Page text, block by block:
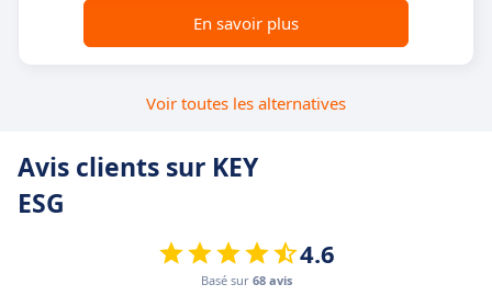
En savoir plus
Voir toutes les alternatives
Avis clients sur KEY
ESG
4.6
Basé sur 68 avis